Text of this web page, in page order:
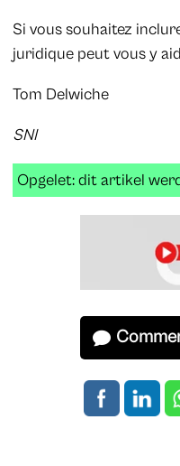
Si vous souhaitez
juridique peut vous y
Tom Delwiche
SNI
Opgelet: dit artikel